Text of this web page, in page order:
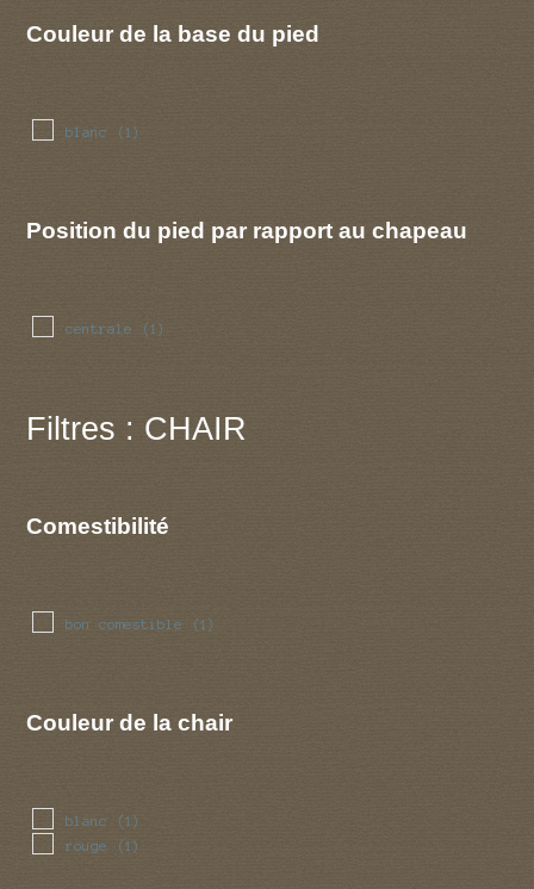
Couleur de la base du pied
blanc (1)
Position du pied par rapport au chapeau
centrale (1)
Filtres : CHAIR
Comestibilité
bon comestible (1)
Couleur de la chair
blanc (1)
rouge (1)